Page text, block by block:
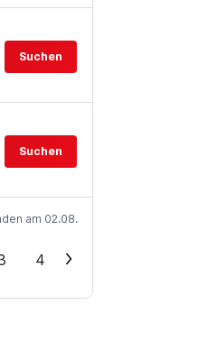
Suchen
Suchen
am 02.08.
4